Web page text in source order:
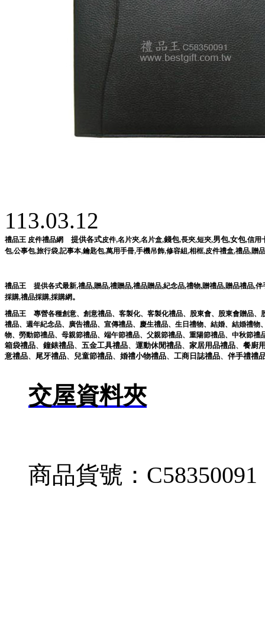
113.03.12
禮品王 皮件禮品網 提供各式皮件,名片夾,名片盒,錢包,長夾,短夾,男包,女包,信用
包,公事包,旅行袋,記事本,鑰匙包,萬用手冊,手機吊飾,修容組,相框,皮件禮盒,禮品,贈品
禮品王 提供各式最新,禮品,贈品,禮贈品,禮品贈品,紀念品,禮物,贈禮品,贈品禮品,伴
採購,禮品採購,採購網。
禮品王 專營各種創意、 創意禮品、 客製化、 客製化禮品、 股東會、 股東會贈品、
禮品、 週年紀念品、 廣告禮品、 宣傳禮品、 慶生禮品、 生日禮物、 結婚、 結婚禮物
物、 勞動節禮品、 母親節禮品、 端午節禮品、 父親節禮品、 重陽節禮品、 中秋節禮
箱袋禮品、 鐘錶禮品、 五金工具禮品、 運動休閒禮品、 家居用品禮品、 餐廚
意禮品、 尾牙禮品、 兒童節禮品、 婚禮小物禮品、 工商日誌禮品、 伴手禮禮
交屋資料夾
商品貨號：C58350091